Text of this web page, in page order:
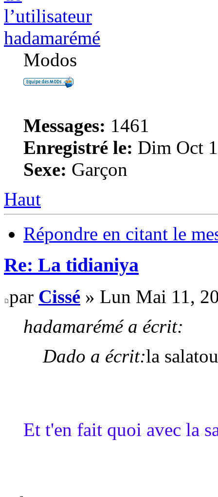
hadamarémé
Modos
Messages: 1461
Enregistré le: Dim Oct
Sexe: Garçon
Haut
Répondre en citant le
Re: La tidianiya
par Cissé » Lun Mai 11,
hadamarémé a écrit:
Dado a écrit:la
Et t'en fait quoi avec la